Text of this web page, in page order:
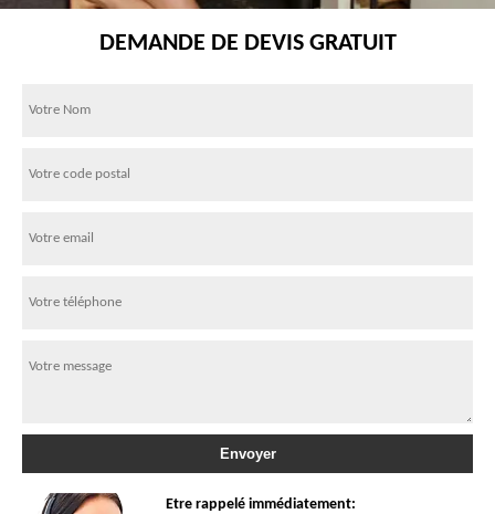
DEMANDE DE DEVIS GRATUIT
Etre rappelé immédiatement: